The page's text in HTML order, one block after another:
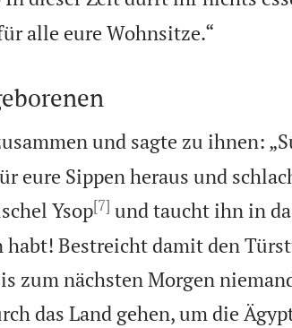
alle eure Wohnsitze.“
und sagte zu ihnen:
eure Sippen heraus und
Ysop[7] und taucht ihn in
Bestreicht damit den
zum nächsten Morgen
das Land gehen, um die